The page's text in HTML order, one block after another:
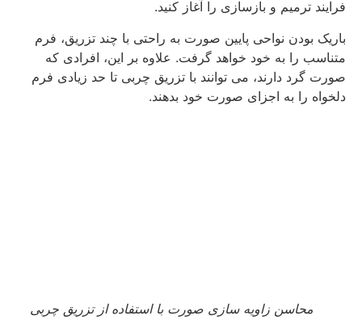
فرایند ترمیم و بازسازی را آغاز کنید.
باریک بودن نواحی پایین صورت به راحتی با چند تزریق، فرم
متناسب را به خود خواهد گرفت. علاوه بر این، افرادی که
صورت گرد دارند، می توانند با تزریق چربی تا حد زیادی فرم
دلخواه را به اجزای صورت خود بدهند.
محاسن زاویه سازی صورت با استفاده از تزریق چربی